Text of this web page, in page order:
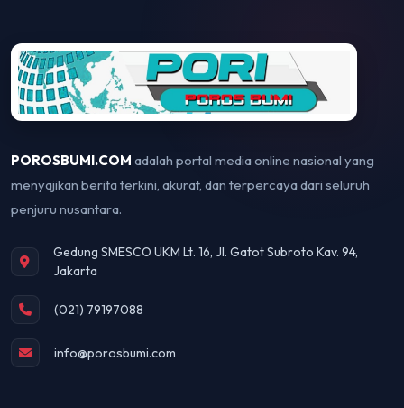
POROSBUMI.COM adalah portal media online nasional yang
menyajikan berita terkini, akurat, dan terpercaya dari seluruh
penjuru nusantara.
Gedung SMESCO UKM Lt. 16, Jl. Gatot Subroto Kav. 94,
Jakarta
(021) 79197088
info@porosbumi.com